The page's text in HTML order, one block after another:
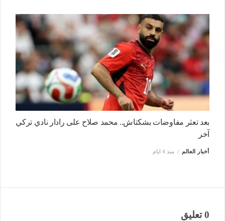
بعد تعثر مفاوضات بشكتاش.. محمد صلاح على رادار نادي تركي
آخر
أخبار العالم منذ 4 ايام
0 تعليق